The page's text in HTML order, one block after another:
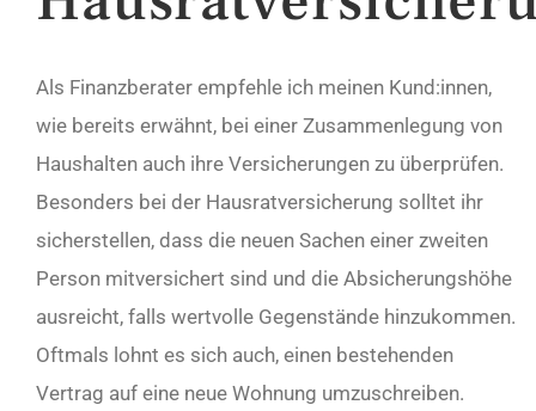
Als Finanzberater empfehle ich meinen Kund:innen,
wie bereits erwähnt, bei einer Zusammenlegung von
Haushalten auch ihre Versicherungen zu überprüfen.
Besonders bei der Hausratversicherung solltet ihr
sicherstellen, dass die neuen Sachen einer zweiten
Person mitversichert sind und die Absicherungshöhe
ausreicht, falls wertvolle Gegenstände hinzukommen.
Oftmals lohnt es sich auch, einen bestehenden
Vertrag auf eine neue Wohnung umzuschreiben.